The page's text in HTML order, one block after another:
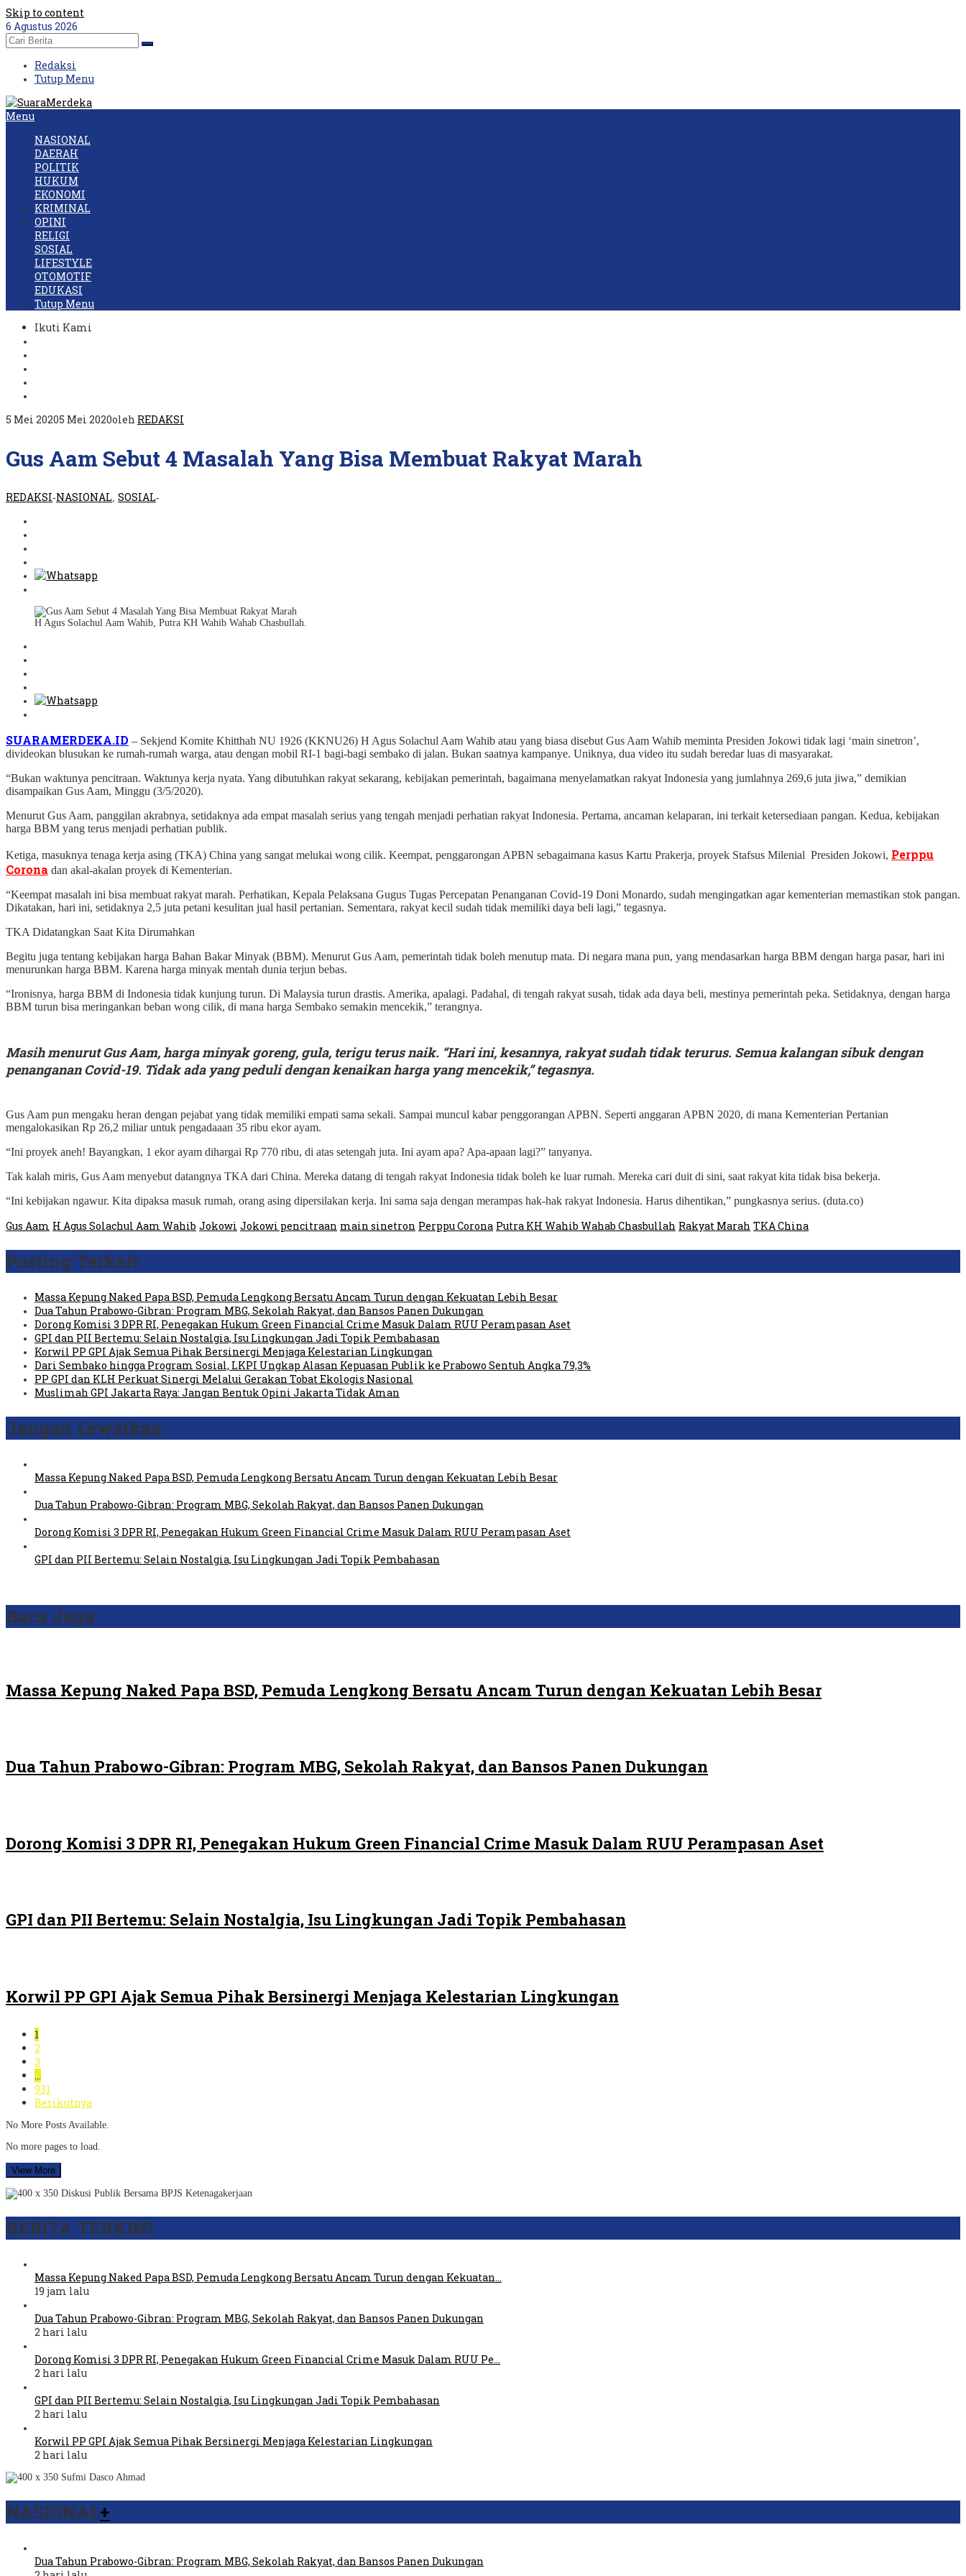
Skip to content
6 Agustus 2026
Redaksi
Tutup Menu
Menu
NASIONAL
DAERAH
POLITIK
HUKUM
EKONOMI
KRIMINAL
OPINI
RELIGI
SOSIAL
LIFESTYLE
OTOMOTIF
EDUKASI
Tutup Menu
Ikuti Kami
5 Mei 20205 Mei 2020oleh REDAKSI
Gus Aam Sebut 4 Masalah Yang Bisa Membuat Rakyat Marah
REDAKSI-NASIONAL SOSIAL-
H Agus Solachul Aam Wahib, Putra KH Wahib Wahab Chasbullah.
SUARAMERDEKA.ID – Sekjend Komite Khitthah NU 1926 (KKNU26) H Agus Solachul Aam Wahib atau yang biasa disebut Gus Aam Wahib meminta Presiden Jokowi tidak lagi ‘main sinetron’,
divideokan blusukan ke rumah-rumah warga, atau dengan mobil RI-1 bagi-bagi sembako di jalan. Bukan saatnya kampanye. Uniknya, dua video itu sudah beredar luas di masyarakat.
“Bukan waktunya pencitraan. Waktunya kerja nyata. Yang dibutuhkan rakyat sekarang, kebijakan pemerintah, bagaimana menyelamatkan rakyat Indonesia yang jumlahnya 269,6 juta jiwa,” demikian
disampaikan Gus Aam, Minggu (3/5/2020).
Menurut Gus Aam, panggilan akrabnya, setidaknya ada empat masalah serius yang tengah menjadi perhatian rakyat Indonesia. Pertama, ancaman kelaparan, ini terkait ketersediaan pangan. Kedua, kebijakan
harga BBM yang terus menjadi perhatian publik.
Ketiga, masuknya tenaga kerja asing (TKA) China yang sangat melukai wong cilik. Keempat, penggarongan APBN sebagaimana kasus Kartu Prakerja, proyek Stafsus Milenial Presiden Jokowi, Perppu
Corona dan akal-akalan proyek di Kementerian.
“Keempat masalah ini bisa membuat rakyat marah. Perhatikan, Kepala Pelaksana Gugus Tugas Percepatan Penanganan Covid-19 Doni Monardo, sudah mengingatkan agar kementerian memastikan stok pangan.
Dikatakan, hari ini, setidaknya 2,5 juta petani kesulitan jual hasil pertanian. Sementara, rakyat kecil sudah tidak memiliki daya beli lagi,” tegasnya.
TKA Didatangkan Saat Kita Dirumahkan
Begitu juga tentang kebijakan harga Bahan Bakar Minyak (BBM). Menurut Gus Aam, pemerintah tidak boleh menutup mata. Di negara mana pun, yang mendasarkan harga BBM dengan harga pasar, hari ini
menurunkan harga BBM. Karena harga minyak mentah dunia terjun bebas.
“Ironisnya, harga BBM di Indonesia tidak kunjung turun. Di Malaysia turun drastis. Amerika, apalagi. Padahal, di tengah rakyat susah, tidak ada daya beli, mestinya pemerintah peka. Setidaknya, dengan harga
BBM turun bisa meringankan beban wong cilik, di mana harga Sembako semakin mencekik,” terangnya.
Masih menurut Gus Aam, harga minyak goreng, gula, terigu terus naik. “Hari ini, kesannya, rakyat sudah tidak terurus. Semua kalangan sibuk dengan
penanganan Covid-19. Tidak ada yang peduli dengan kenaikan harga yang mencekik,” tegasnya.
Gus Aam pun mengaku heran dengan pejabat yang tidak memiliki empati sama sekali. Sampai muncul kabar penggorangan APBN. Seperti anggaran APBN 2020, di mana Kementerian Pertanian
mengalokasikan Rp 26,2 miliar untuk pengadaaan 35 ribu ekor ayam.
“Ini proyek aneh! Bayangkan, 1 ekor ayam dihargai Rp 770 ribu, di atas setengah juta. Ini ayam apa? Apa-apaan lagi?” tanyanya.
Tak kalah miris, Gus Aam menyebut datangnya TKA dari China. Mereka datang di tengah rakyat Indonesia tidak boleh ke luar rumah. Mereka cari duit di sini, saat rakyat kita tidak bisa bekerja.
“Ini kebijakan ngawur. Kita dipaksa masuk rumah, orang asing dipersilakan kerja. Ini sama saja dengan merampas hak-hak rakyat Indonesia. Harus dihentikan,” pungkasnya serius. (duta.co)
Gus Aam H Agus Solachul Aam Wahib Jokowi Jokowi pencitraan main sinetron Perppu Corona Putra KH Wahib Wahab Chasbullah Rakyat Marah TKA China
Posting Terkait
Massa Kepung Naked Papa BSD, Pemuda Lengkong Bersatu Ancam Turun dengan Kekuatan Lebih Besar
Dua Tahun Prabowo-Gibran: Program MBG, Sekolah Rakyat, dan Bansos Panen Dukungan
Dorong Komisi 3 DPR RI, Penegakan Hukum Green Financial Crime Masuk Dalam RUU Perampasan Aset
GPI dan PII Bertemu: Selain Nostalgia, Isu Lingkungan Jadi Topik Pembahasan
Korwil PP GPI Ajak Semua Pihak Bersinergi Menjaga Kelestarian Lingkungan
Dari Sembako hingga Program Sosial, LKPI Ungkap Alasan Kepuasan Publik ke Prabowo Sentuh Angka 79,3%
PP GPI dan KLH Perkuat Sinergi Melalui Gerakan Tobat Ekologis Nasional
Muslimah GPI Jakarta Raya: Jangan Bentuk Opini Jakarta Tidak Aman
Jangan Lewatkan
Massa Kepung Naked Papa BSD, Pemuda Lengkong Bersatu Ancam Turun dengan Kekuatan Lebih Besar
Dua Tahun Prabowo-Gibran: Program MBG, Sekolah Rakyat, dan Bansos Panen Dukungan
Dorong Komisi 3 DPR RI, Penegakan Hukum Green Financial Crime Masuk Dalam RUU Perampasan Aset
GPI dan PII Bertemu: Selain Nostalgia, Isu Lingkungan Jadi Topik Pembahasan
Baca Juga
Massa Kepung Naked Papa BSD, Pemuda Lengkong Bersatu Ancam Turun dengan Kekuatan Lebih Besar
Dua Tahun Prabowo-Gibran: Program MBG, Sekolah Rakyat, dan Bansos Panen Dukungan
Dorong Komisi 3 DPR RI, Penegakan Hukum Green Financial Crime Masuk Dalam RUU Perampasan Aset
GPI dan PII Bertemu: Selain Nostalgia, Isu Lingkungan Jadi Topik Pembahasan
Korwil PP GPI Ajak Semua Pihak Bersinergi Menjaga Kelestarian Lingkungan
1
2
3
…
931
Berikutnya
No More Posts Available.
No more pages to load.
View More
BERITA TERKINI
Massa Kepung Naked Papa BSD, Pemuda Lengkong Bersatu Ancam Turun dengan Kekuatan…
19 jam lalu
Dua Tahun Prabowo-Gibran: Program MBG, Sekolah Rakyat, dan Bansos Panen Dukungan
2 hari lalu
Dorong Komisi 3 DPR RI, Penegakan Hukum Green Financial Crime Masuk Dalam RUU Pe…
2 hari lalu
GPI dan PII Bertemu: Selain Nostalgia, Isu Lingkungan Jadi Topik Pembahasan
2 hari lalu
Korwil PP GPI Ajak Semua Pihak Bersinergi Menjaga Kelestarian Lingkungan
2 hari lalu
NASIONAL+
Dua Tahun Prabowo-Gibran: Program MBG, Sekolah Rakyat, dan Bansos Panen Dukungan